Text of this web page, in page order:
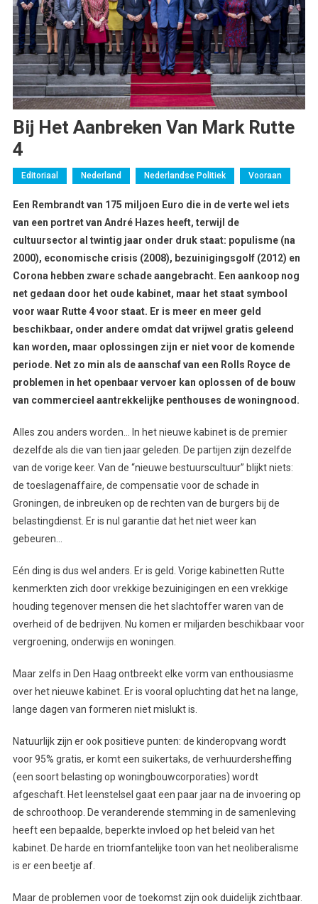
Bij Het Aanbreken Van Mark Rutte
4
Editoriaal Nederland Nederlandse Politiek Vooraan
Een Rembrandt van 175 miljoen Euro die in de verte wel iets
van een portret van André Hazes heeft, terwijl de
cultuursector al twintig jaar onder druk staat: populisme (na
2000), economische crisis (2008), bezuinigingsgolf (2012) en
Corona hebben zware schade aangebracht. Een aankoop nog
net gedaan door het oude kabinet, maar het staat symbool
voor waar Rutte 4 voor staat. Er is meer en meer geld
beschikbaar, onder andere omdat dat vrijwel gratis geleend
kan worden, maar oplossingen zijn er niet voor de komende
periode. Net zo min als de aanschaf van een Rolls Royce de
problemen in het openbaar vervoer kan oplossen of de bouw
van commercieel aantrekkelijke penthouses de woningnood.
Alles zou anders worden… In het nieuwe kabinet is de premier
dezelfde als die van tien jaar geleden. De partijen zijn dezelfde
van de vorige keer. Van de “nieuwe bestuurscultuur” blijkt niets:
de toeslagenaffaire, de compensatie voor de schade in
Groningen, de inbreuken op de rechten van de burgers bij de
belastingdienst. Er is nul garantie dat het niet weer kan
gebeuren…
Eén ding is dus wel anders. Er is geld. Vorige kabinetten Rutte
kenmerkten zich door vrekkige bezuinigingen en een vrekkige
houding tegenover mensen die het slachtoffer waren van de
overheid of de bedrijven. Nu komen er miljarden beschikbaar voor
vergroening, onderwijs en woningen.
Maar zelfs in Den Haag ontbreekt elke vorm van enthousiasme
over het nieuwe kabinet. Er is vooral opluchting dat het na lange,
lange dagen van formeren niet mislukt is.
Natuurlijk zijn er ook positieve punten: de kinderopvang wordt
voor 95% gratis, er komt een suikertaks, de verhuurdersheffing
(een soort belasting op woningbouwcorporaties) wordt
afgeschaft. Het leenstelsel gaat een paar jaar na de invoering op
de schroothoop. De veranderende stemming in de samenleving
heeft een bepaalde, beperkte invloed op het beleid van het
kabinet. De harde en triomfantelijke toon van het neoliberalisme
is er een beetje af.
Maar de problemen voor de toekomst zijn ook duidelijk zichtbaar.